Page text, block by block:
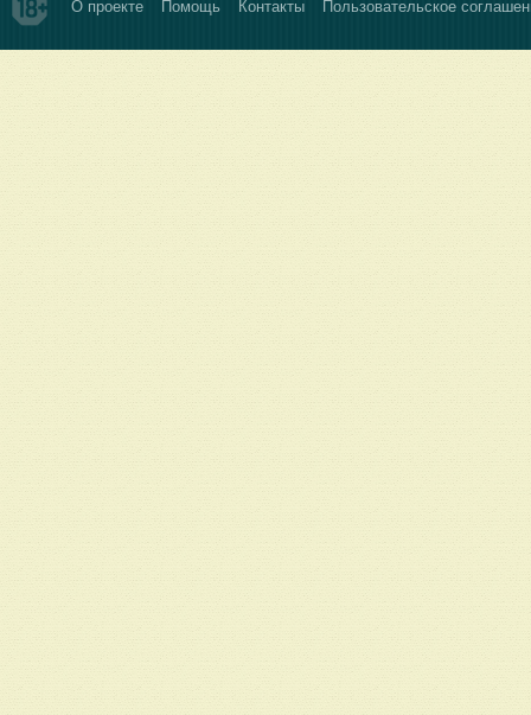
О проекте Помощь Контакты Пользовательское